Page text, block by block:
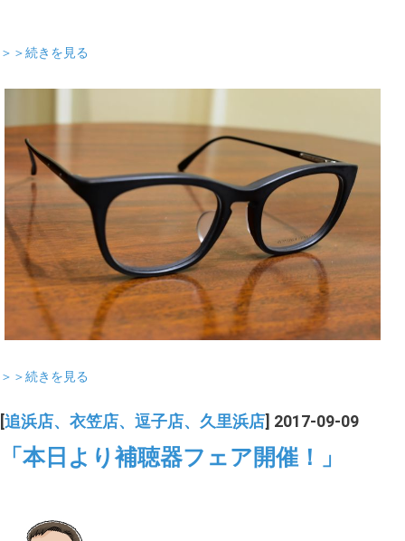
＞＞続きを見る
＞＞続きを見る
[追浜店、衣笠店、逗子店、久里浜店] 2017-09-09
「本日より補聴器フェア開催！」